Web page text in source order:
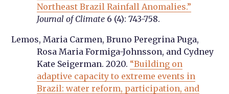
Northeast Brazil Rainfall Anomalies.”
Journal of Climate 6 (4): 743-758.
Lemos, Maria Carmen, Bruno Peregrina Puga,
Rosa Maria Formiga-Johnsson, and Cydney
Kate Seigerman. 2020. “Building on
adaptive capacity to extreme events in
Brazil: water reform, participation, and